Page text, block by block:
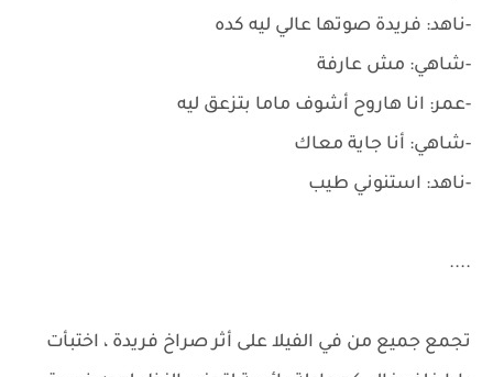
-ناهد: فريدة صوتها عالي ليه كده
-شاهي: مش عارفة
-عمر: انا هاروح أشوف ماما بتزعق ليه
-شاهي: أنا جاية معاك
-ناهد: استنوني طيب
....
تجمع جميع من في الفيلا على أثر صراخ فريدة ، اختبأت